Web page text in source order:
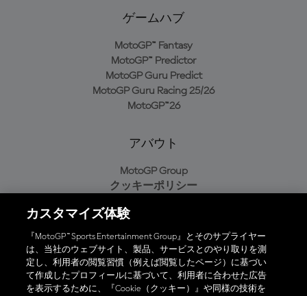
ゲームハブ
MotoGP™ Fantasy
MotoGP™ Predictor
MotoGP Guru Predict
MotoGP Guru Racing 25/26
MotoGP™26
アバウト
MotoGP Group
クッキーポリシー
プライバシーポリシー
購入ポリシー
オフィシャルアプリ
カスタマイズ体験
『MotoGP™ Sports Entertainment Group』とそのサプライヤー
は、当社のウェブサイト、製品、サービスとのやり取りを測
定し、利用者の閲覧習慣（例えば閲覧したページ）に基づい
て作成したプロフィールに基づいて、利用者に合わせた広告
を表示するために、『Cookie（クッキー）』や同様の技術を